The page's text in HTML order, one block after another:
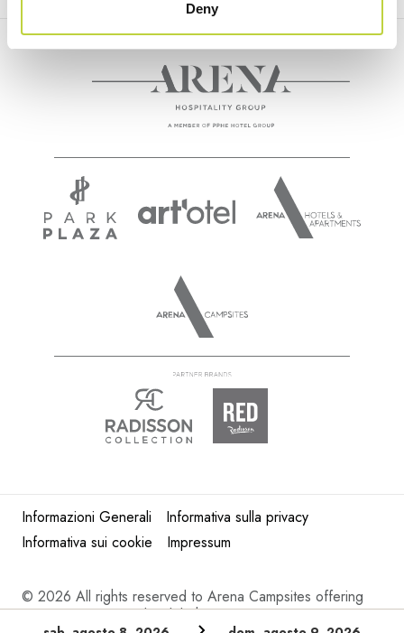
Deny
ACTIVITY POOL
Informazioni Generali
Informativa sulla privacy
Informativa sui cookie
Impressum
© 2026 All rights reserved to Arena Campsites offering
Croatia camping and mobile homes in Istria.